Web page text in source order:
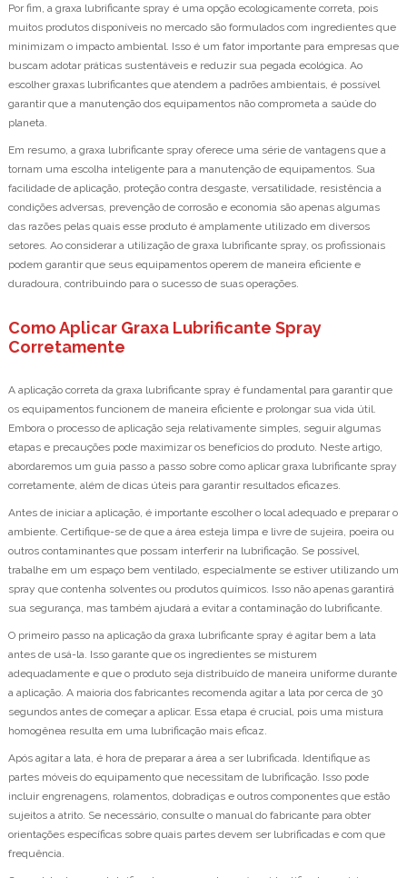
Por fim, a graxa lubrificante spray é uma opção ecologicamente correta, pois
muitos produtos disponíveis no mercado são formulados com ingredientes que
minimizam o impacto ambiental. Isso é um fator importante para empresas que
buscam adotar práticas sustentáveis e reduzir sua pegada ecológica. Ao
escolher graxas lubrificantes que atendem a padrões ambientais, é possível
garantir que a manutenção dos equipamentos não comprometa a saúde do
planeta.
Em resumo, a graxa lubrificante spray oferece uma série de vantagens que a
tornam uma escolha inteligente para a manutenção de equipamentos. Sua
facilidade de aplicação, proteção contra desgaste, versatilidade, resistência a
condições adversas, prevenção de corrosão e economia são apenas algumas
das razões pelas quais esse produto é amplamente utilizado em diversos
setores. Ao considerar a utilização de graxa lubrificante spray, os profissionais
podem garantir que seus equipamentos operem de maneira eficiente e
duradoura, contribuindo para o sucesso de suas operações.
Como Aplicar Graxa Lubrificante Spray
Corretamente
A aplicação correta da graxa lubrificante spray é fundamental para garantir que
os equipamentos funcionem de maneira eficiente e prolongar sua vida útil.
Embora o processo de aplicação seja relativamente simples, seguir algumas
etapas e precauções pode maximizar os benefícios do produto. Neste artigo,
abordaremos um guia passo a passo sobre como aplicar graxa lubrificante spray
corretamente, além de dicas úteis para garantir resultados eficazes.
Antes de iniciar a aplicação, é importante escolher o local adequado e preparar o
ambiente. Certifique-se de que a área esteja limpa e livre de sujeira, poeira ou
outros contaminantes que possam interferir na lubrificação. Se possível,
trabalhe em um espaço bem ventilado, especialmente se estiver utilizando um
spray que contenha solventes ou produtos químicos. Isso não apenas garantirá
sua segurança, mas também ajudará a evitar a contaminação do lubrificante.
O primeiro passo na aplicação da graxa lubrificante spray é agitar bem a lata
antes de usá-la. Isso garante que os ingredientes se misturem
adequadamente e que o produto seja distribuído de maneira uniforme durante
a aplicação. A maioria dos fabricantes recomenda agitar a lata por cerca de 30
segundos antes de começar a aplicar. Essa etapa é crucial, pois uma mistura
homogênea resulta em uma lubrificação mais eficaz.
Após agitar a lata, é hora de preparar a área a ser lubrificada. Identifique as
partes móveis do equipamento que necessitam de lubrificação. Isso pode
incluir engrenagens, rolamentos, dobradiças e outros componentes que estão
sujeitos a atrito. Se necessário, consulte o manual do fabricante para obter
orientações específicas sobre quais partes devem ser lubrificadas e com que
frequência.